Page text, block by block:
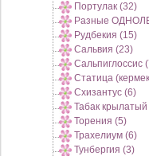
Портулак (32)
Разные
Рудбекия (15)
Сальвия (23)
Сальпиглоссис
Статица
Схизантус (6)
Табак
Торения (5)
Трахелиум (6)
Тунбергия (3)